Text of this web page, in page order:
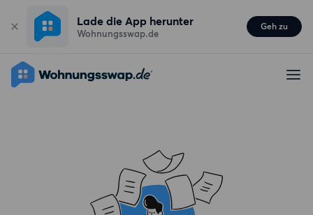
Lade die App herunter
Wohnungsswap.de
Geh zu